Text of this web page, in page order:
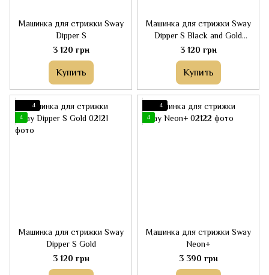
Машинка для стрижки Sway
Dipper S
3 120 грн
Купить
Машинка для стрижки Sway
Dipper S Black and Gold
Edition
3 120 грн
Купить
4
4
Машинка для стрижки Sway
Dipper S Gold
3 120 грн
4
4
Машинка для стрижки Sway
Neon+
3 390 грн